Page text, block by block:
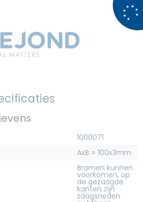
1000071
AxB = 100x3mm
Bramen kunnen
voorkomen, op
de gezaagde
kanten zijn
zaagsneden